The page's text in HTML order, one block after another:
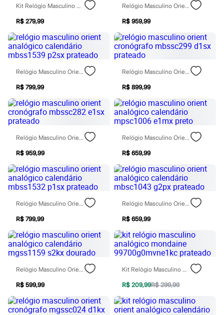
Polos
Acessórios
Bolsas e Mochilas
Chapéus e Bonés
Cintos
Carteiras
Óculos
Relógios
Calçados
Botas
Chinelos
Sapatos
Sandálias e Papetes
Tênis
Acessórios
Bermudas
Camisetas
Calças
Calçados
Regatas
Moda íntima
Cuecas
Meias
Pijamas
Moda praia
Personagens
Plus size
Blusas e Camisetas
Calças
Camisas
Casacos e Jaquetas
Jeans
Moda esportiva
Shorts e Bermudas
Kit Relógio Masculino Mondaine Analógico 99551g0mvne2kt Prateado
R$ 279,99
Relógio Masculino Orient Cronógrafo Mbssc281 D2sx Prateado
R$ 959,99
Relógio Masculino Orient Analógico Calendário Mbss1539 P2sx Prateado
R$ 799,99
Relógio Masculino Orient Cronógrafo Mbssc299 D1sx Prateado
R$ 899,99
Relógio Masculino Orient Cronógrafo Mbssc282 E1sx Prateado
R$ 959,99
Relógio Masculino Orient Analógico Calendário Mpsc1006 E1mx Preto
R$ 659,99
Relógio Masculino Orient Analógico Calendário Mbss1532 P1sx Prateado
R$ 799,99
Relógio Masculino Orient Analógico Calendário Mbsc1043 G2px Prateado
R$ 659,99
Relógio Masculino Orient Analógico Calendário Mgss1159 S2kx Dourado
R$ 599,99
Kit Relógio Masculino Analógico Mondaine 99700g0mvne1kc Prateado
R$ 209,99R$ 299,99